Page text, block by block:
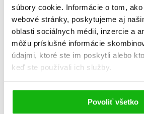
súbory cookie. Informácie o tom,
webové stránky, poskytujeme aj
oblasti sociálnych médií, inzercie a
môžu príslušné informácie
údajmi, ktoré ste im poskytli alebo
keď ste používali ich služby.
Povoliť všetko
K stiahnutiu
Dátum vydania 20.7.2018
Formát
Hmotnosť
Jazyk
Rady